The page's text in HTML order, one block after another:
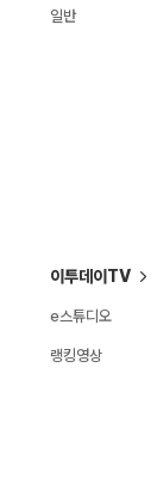
일반
이투데이TV
e스튜디오
랭킹영상